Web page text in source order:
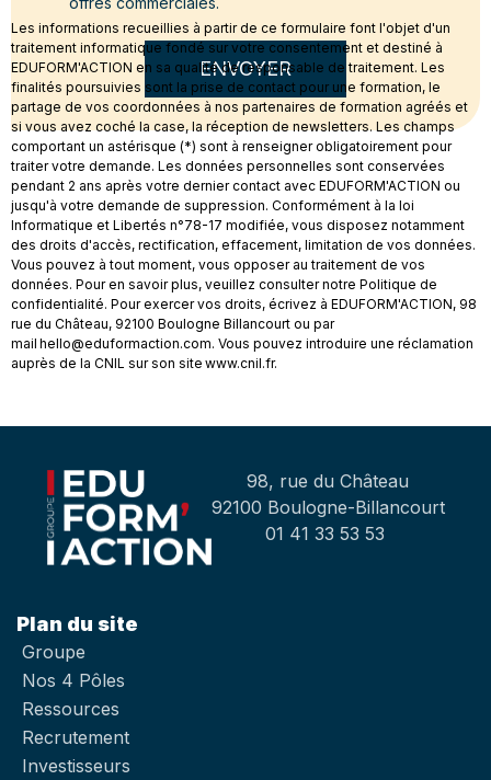
ENVOYER
Les informations recueillies à partir de ce formulaire font l'objet d'un
traitement informatique fondé sur votre consentement et destiné à
EDUFORM'ACTION en sa qualité de responsable de traitement. Les
finalités poursuivies sont la prise de contact pour une formation, le
partage de vos coordonnées à nos partenaires de formation agréés et
si vous avez coché la case, la réception de newsletters. Les champs
comportant un astérisque (*) sont à renseigner obligatoirement pour
traiter votre demande. Les données personnelles sont conservées
pendant 2 ans après votre dernier contact avec EDUFORM'ACTION ou
jusqu'à votre demande de suppression. Conformément à la loi
Informatique et Libertés n°78-17 modifiée, vous disposez notamment
des droits d'accès, rectification, effacement, limitation de vos données.
Vous pouvez à tout moment, vous opposer au traitement de vos
données. Pour en savoir plus, veuillez consulter notre Politique de
confidentialité. Pour exercer vos droits, écrivez à EDUFORM'ACTION, 98
rue du Château, 92100 Boulogne Billancourt ou par
mail hello@eduformaction.com. Vous pouvez introduire une réclamation
auprès de la CNIL sur son site www.cnil.fr.
98, rue du Château
92100 Boulogne-Billancourt
01 41 33 53 53
Plan du site
Groupe
Nos 4 Pôles
Ressources
Recrutement
Investisseurs